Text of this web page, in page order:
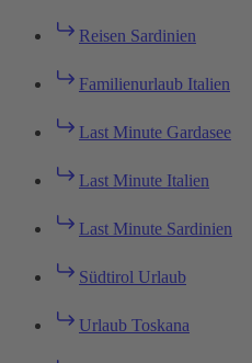
Reisen Sardinien
Familienurlaub Italien
Last Minute Gardasee
Last Minute Italien
Last Minute Sardinien
Südtirol Urlaub
Urlaub Toskana